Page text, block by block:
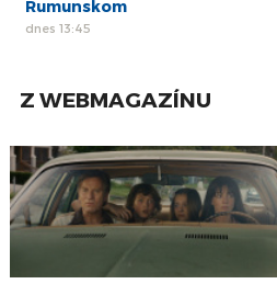
Rumunskom
dnes 13:45
Z WEBMAGAZÍNU